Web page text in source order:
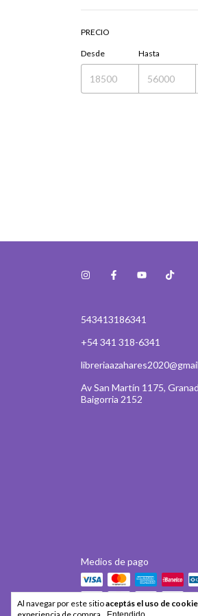
Al navegar por este sitioaceptás el uso de
PRECIO
Desde Hasta
543413186341
+54 341 318-6341
Av San Martín 1175,
Baigorria 2152
Medios de pago